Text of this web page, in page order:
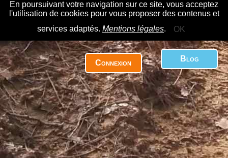
En poursuivant votre navigation sur ce site, vous acceptez
l'utilisation de cookies pour vous proposer des contenus et
services adaptés. Mentions légales. OK
Connexion Blog